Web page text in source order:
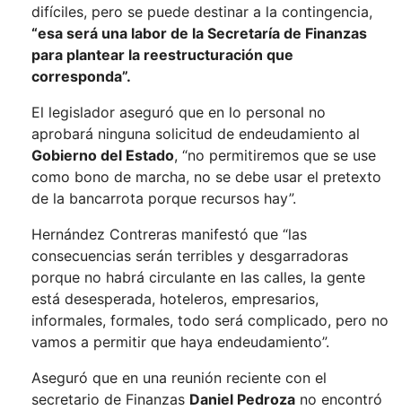
difíciles, pero se puede destinar a la contingencia,
“esa será una labor de la Secretaría de Finanzas
para plantear la reestructuración que
corresponda”.
El legislador aseguró que en lo personal no
aprobará ninguna solicitud de endeudamiento al
Gobierno del Estado, “no permitiremos que se use
como bono de marcha, no se debe usar el pretexto
de la bancarrota porque recursos hay”.
Hernández Contreras manifestó que “las
consecuencias serán terribles y desgarradoras
porque no habrá circulante en las calles, la gente
está desesperada, hoteleros, empresarios,
informales, formales, todo será complicado, pero no
vamos a permitir que haya endeudamiento”.
Aseguró que en una reunión reciente con el
secretario de Finanzas Daniel Pedroza no encontró